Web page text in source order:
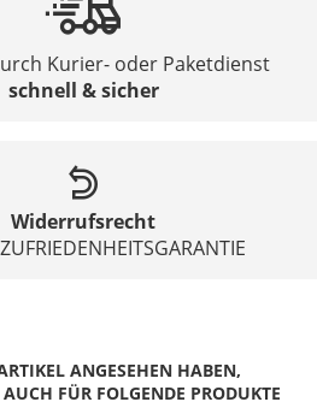
Kurier- oder Paketdienst
schnell & sicher
Widerrufsrecht
ANGESEHEN HABEN,
FÜR FOLGENDE PRODUKTE